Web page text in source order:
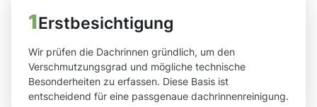
1Erstbesichtigung
Wir prüfen die Dachrinnen gründlich, um den
Verschmutzungsgrad und mögliche technische
Besonderheiten zu erfassen. Diese Basis ist
entscheidend für eine passgenaue dachrinnenreinigung.